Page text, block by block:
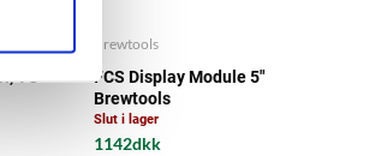
Brewtools
FCS Display Module 5"
Brewtools
Slut i lager
1142dkk